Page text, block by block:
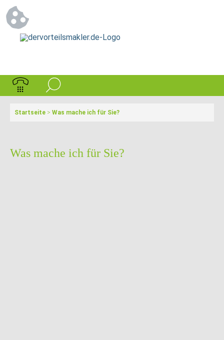
Startseite > Was mache ich für Sie?
Was mache ich für Sie?